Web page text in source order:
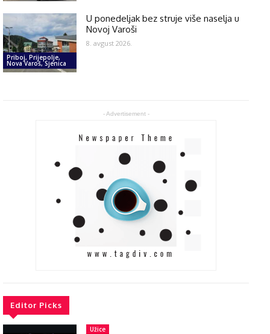
Priboj, Prijepolje,
Nova Varoš, Sjenica
U ponedeljak bez struje više naselja u
Novoj Varoši
8. avgust 2026.
- Advertisement -
Editor Picks
Užice